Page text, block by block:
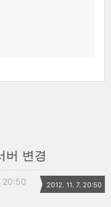
버 변경
20:50 2012. 11. 7. 20:50